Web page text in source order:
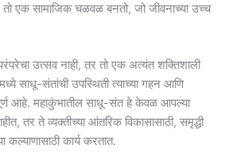
तो एक सामाजिक चळवळ बनतो, जो जीवनाच्या उच्च
उत्सव नाही, तर तो एक अत्यंत शक्तिशाली
साधू-संतांची उपस्थिती त्याच्या गहन आणि
आहे. महाकुंभातील साधू-संत हे केवळ आपल्या
तर ते व्यक्तीच्या आंतरिक विकासासाठी, समृद्धी
कल्याणासाठी कार्य करतात.